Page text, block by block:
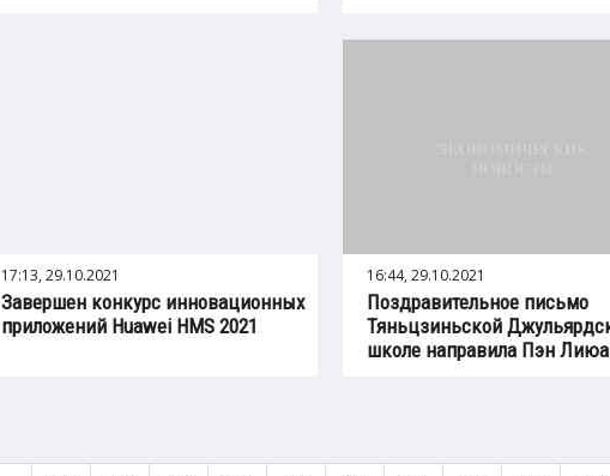
17:13, 29.10.2021
Завершен конкурс инновационных
приложений Huawei HMS 2021
16:44, 29.10.2021
Поздравительное письмо
Тяньцзиньской
школе направила Пэн